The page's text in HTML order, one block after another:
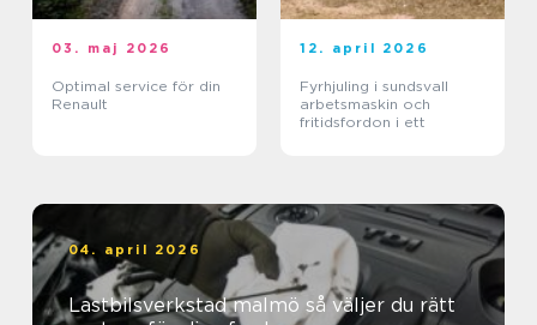
03. maj 2026
Optimal service för din
Renault
12. april 2026
Fyrhjuling i sundsvall
arbetsmaskin och
fritidsfordon i ett
04. april 2026
Lastbilsverkstad malmö så väljer du rätt